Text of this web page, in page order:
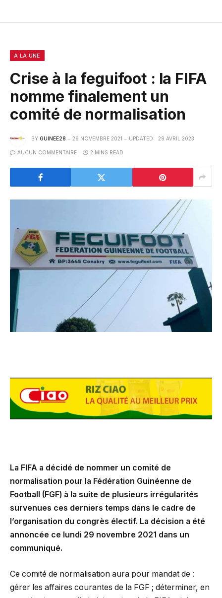
A LA UNE
Crise à la feguifoot : la FIFA
nomme finalement un
comité de normalisation
BY GUINEE28 29 NOVEMBRE 2021 UPDATED: 29 AVRIL 2023
AUCUN COMMENTAIRE 2 MINS READ
La FIFA a décidé de nommer un comité de
normalisation pour la Fédération Guinéenne de
Football (FGF) à la suite de plusieurs irrégularités
survenues ces derniers temps dans le cadre de
l’organisation du congrès électif. La décision a été
annoncée ce lundi 29 novembre 2021 dans un
communiqué.
Ce comité de normalisation aura pour mandat de :
gérer les affaires courantes de la FGF ; déterminer, en